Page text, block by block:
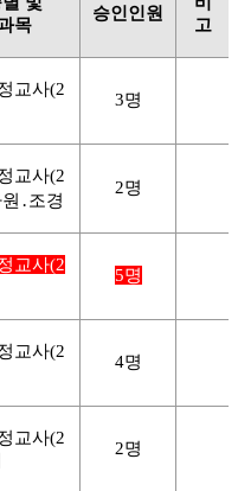
목
승인인원
고
교사(2
3명
교사(2
․조경
2명
교사(2
5명
교사(2
4명
교사(2
2명